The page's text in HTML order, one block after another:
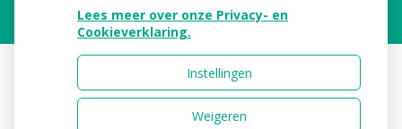
Uw Zorg Online|Beheer
Lees meer over onze Privacy- en
Cookieverklaring.
Instellingen
Weigeren